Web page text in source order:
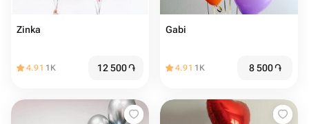
Zinka
4.91 1K 12 500֏
Gabi
4.91 1K 8 500֏